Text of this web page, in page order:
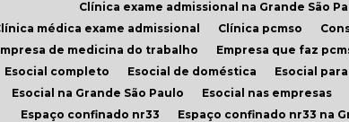
Clínica exame admissional na Grande São
Clínica médica exame admissional
Clínica pcmso
Empresa de medicina do trabalho
Empresa que faz
Esocial completo
Esocial de doméstica Esocial
Esocial na Grande São Paulo
Esocial nas empresas
Espaço confinado nr33
Espaço confinado nr33 na